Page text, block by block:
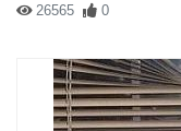
26565 0